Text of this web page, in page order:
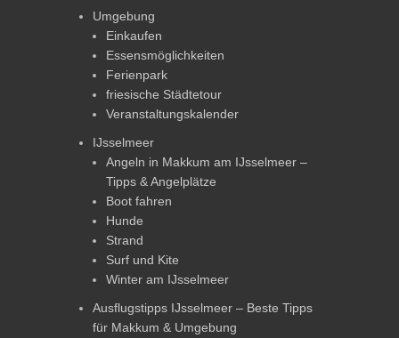
Umgebung
Einkaufen
Essensmöglichkeiten
Ferienpark
friesische Städtetour
Veranstaltungskalender
IJsselmeer
Angeln in Makkum am IJsselmeer –
Tipps & Angelplätze
Boot fahren
Hunde
Strand
Surf und Kite
Winter am IJsselmeer
Ausflugstipps IJsselmeer – Beste Tipps
für Makkum & Umgebung